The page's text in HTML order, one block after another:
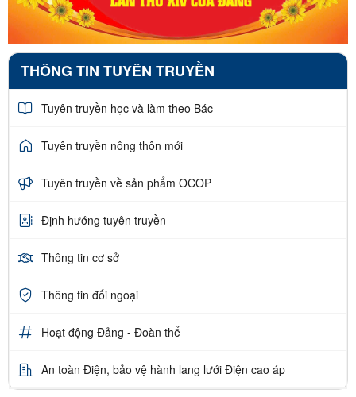
THÔNG TIN TUYÊN TRUYỀN
Tuyên truyền học và làm theo Bác
Tuyên truyền nông thôn mới
Tuyên truyền về sản phẩm OCOP
Định hướng tuyên truyền
Thông tin cơ sở
Thông tin đối ngoại
Hoạt động Đảng - Đoàn thể
An toàn Điện, bảo vệ hành lang lưới Điện cao áp